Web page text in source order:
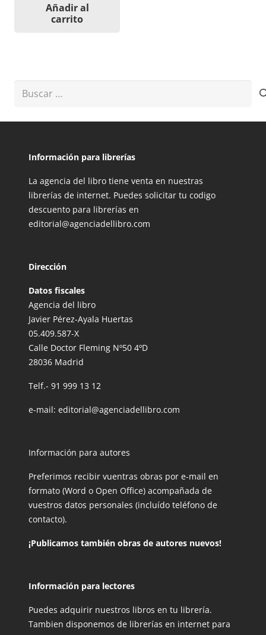
Añadir al
carrito
Buscar:
Información para librerías
La agencia del libro tiene venta en nuestras
librerías de internet. Puedes solicitar tu codigo
descuento para librerías en
editorial@agenciadellibro.com
Dirección
Datos fiscales
Agencia del libro
Javier Pérez-Ayala Huertas
05.409.587-X
Calle Doctor Fleming Nº50 4ºD
28036 Madrid
Telf.- 91 999 13 12
e-mail: editorial@agenciadellibro.com
Información para autores
Preferimos recibir vuentras obras por e-mail en
formato (Word o Open Office) acompañada de
vuestros datos personales (incluído teléfono de
contacto).
¡Publicamos también obras de autores nuevos!
Información para lectores
Puedes adquirir nuestros libros en tu librería.
Tambien disponemos de librerías en internet para